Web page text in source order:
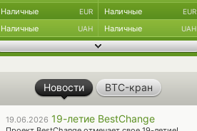
Наличные EUR Наличные EUR
Наличные UAH Наличные UAH
Новости BTC-кран
19.06.2026 19-летие BestChange